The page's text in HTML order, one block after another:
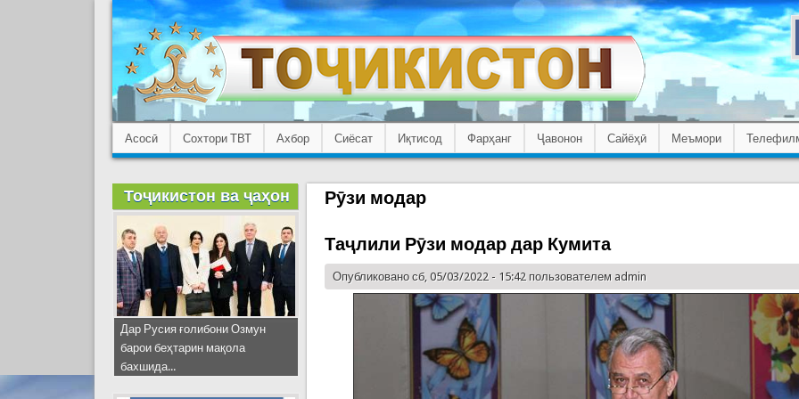
Асосӣ Сохтори ТВТ Ахбор Сиёсат Иқтисод Фарҳанг Ҷавонон Сайёҳӣ Меъмори
Рӯзи модар
Таҷлили Рӯзи модар дар Кумита
Опубликовано сб, 05/03/2022 - 15:42 пользователем admin
Тоҷикистон ва ҷаҳон
Дар Русия ғолибони Озмун
барои беҳтарин мақола
бахшида...